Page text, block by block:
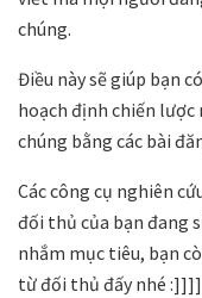
chúng.
Điều này sẽ giúp bạn
hoạch định chiến lược
chúng bằng các bài
Các công cụ nghiên
đối thủ của bạn đang
nhắm mục tiêu, bạn
từ đối thủ đấy nhé